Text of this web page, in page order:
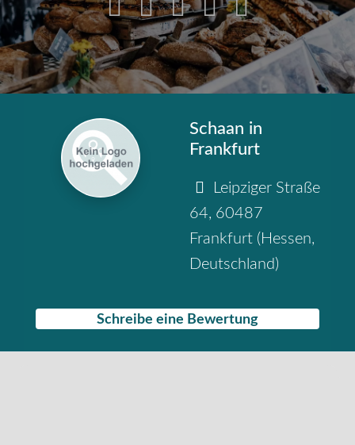
Schaan in
Frankfurt
Leipziger Straße
64, 60487
Frankfurt ( Hessen,
Deutschland)
Schreibe eine Bewertung